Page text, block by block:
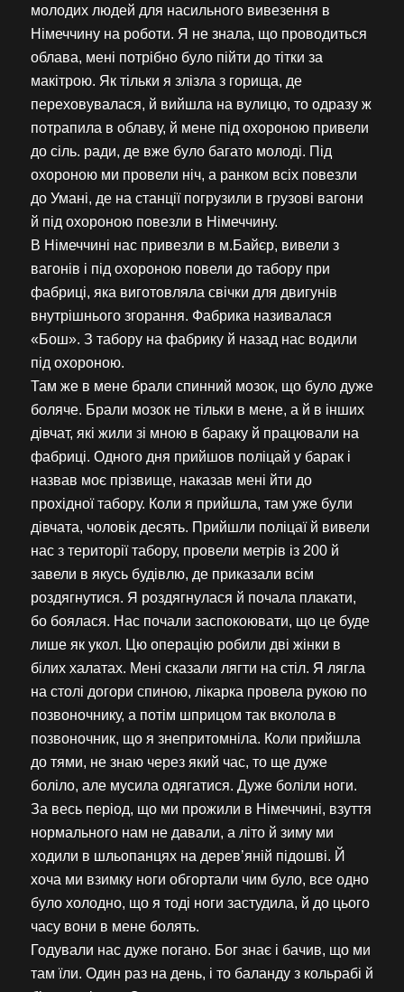
молодих людей для насильного вивезення в
Німеччину на роботи. Я не знала, що проводиться
облава, мені потрібно було пійти до тітки за
макітрою. Як тільки я злізла з горища, де
переховувалася, й вийшла на вулицю, то одразу ж
потрапила в облаву, й мене під охороною привели
до сіль. ради, де вже було багато молоді. Під
охороною ми провели ніч, а ранком всіх повезли
до Умані, де на станції погрузили в грузові вагони
й під охороною повезли в Німеччину.
В Німеччині нас привезли в м.Байєр, вивели з
вагонів і під охороною повели до табору при
фабриці, яка виготовляла свічки для двигунів
внутрішнього згорання. Фабрика називалася
«Бош». З табору на фабрику й назад нас водили
під охороною.
Там же в мене брали спинний мозок, що було дуже
боляче. Брали мозок не тільки в мене, а й в інших
дівчат, які жили зі мною в бараку й працювали на
фабриці. Одного дня прийшов поліцай у барак і
назвав моє прізвище, наказав мені йти до
прохідної табору. Коли я прийшла, там уже були
дівчата, чоловік десять. Прийшли поліцаї й вивели
нас з території табору, провели метрів із 200 й
завели в якусь будівлю, де приказали всім
роздягнутися. Я роздягнулася й почала плакати,
бо боялася. Нас почали заспокоювати, що це буде
лише як укол. Цю операцію робили дві жінки в
білих халатах. Мені сказали лягти на стіл. Я лягла
на столі догори спиною, лікарка провела рукою по
позвоночнику, а потім шприцом так вколола в
позвоночник, що я знепритомніла. Коли прийшла
до тями, не знаю через який час, то ще дуже
боліло, але мусила одягатися. Дуже боліли ноги.
За весь період, що ми прожили в Німеччині, взуття
нормального нам не давали, а літо й зиму ми
ходили в шльопанцях на дерев’яній підошві. Й
хоча ми взимку ноги обгортали чим було, все одно
було холодно, що я тоді ноги застудила, й до цього
часу вони в мене болять.
Годували нас дуже погано. Бог знає і бачив, що ми
там їли. Один раз на день, і то баланду з кольрабі й